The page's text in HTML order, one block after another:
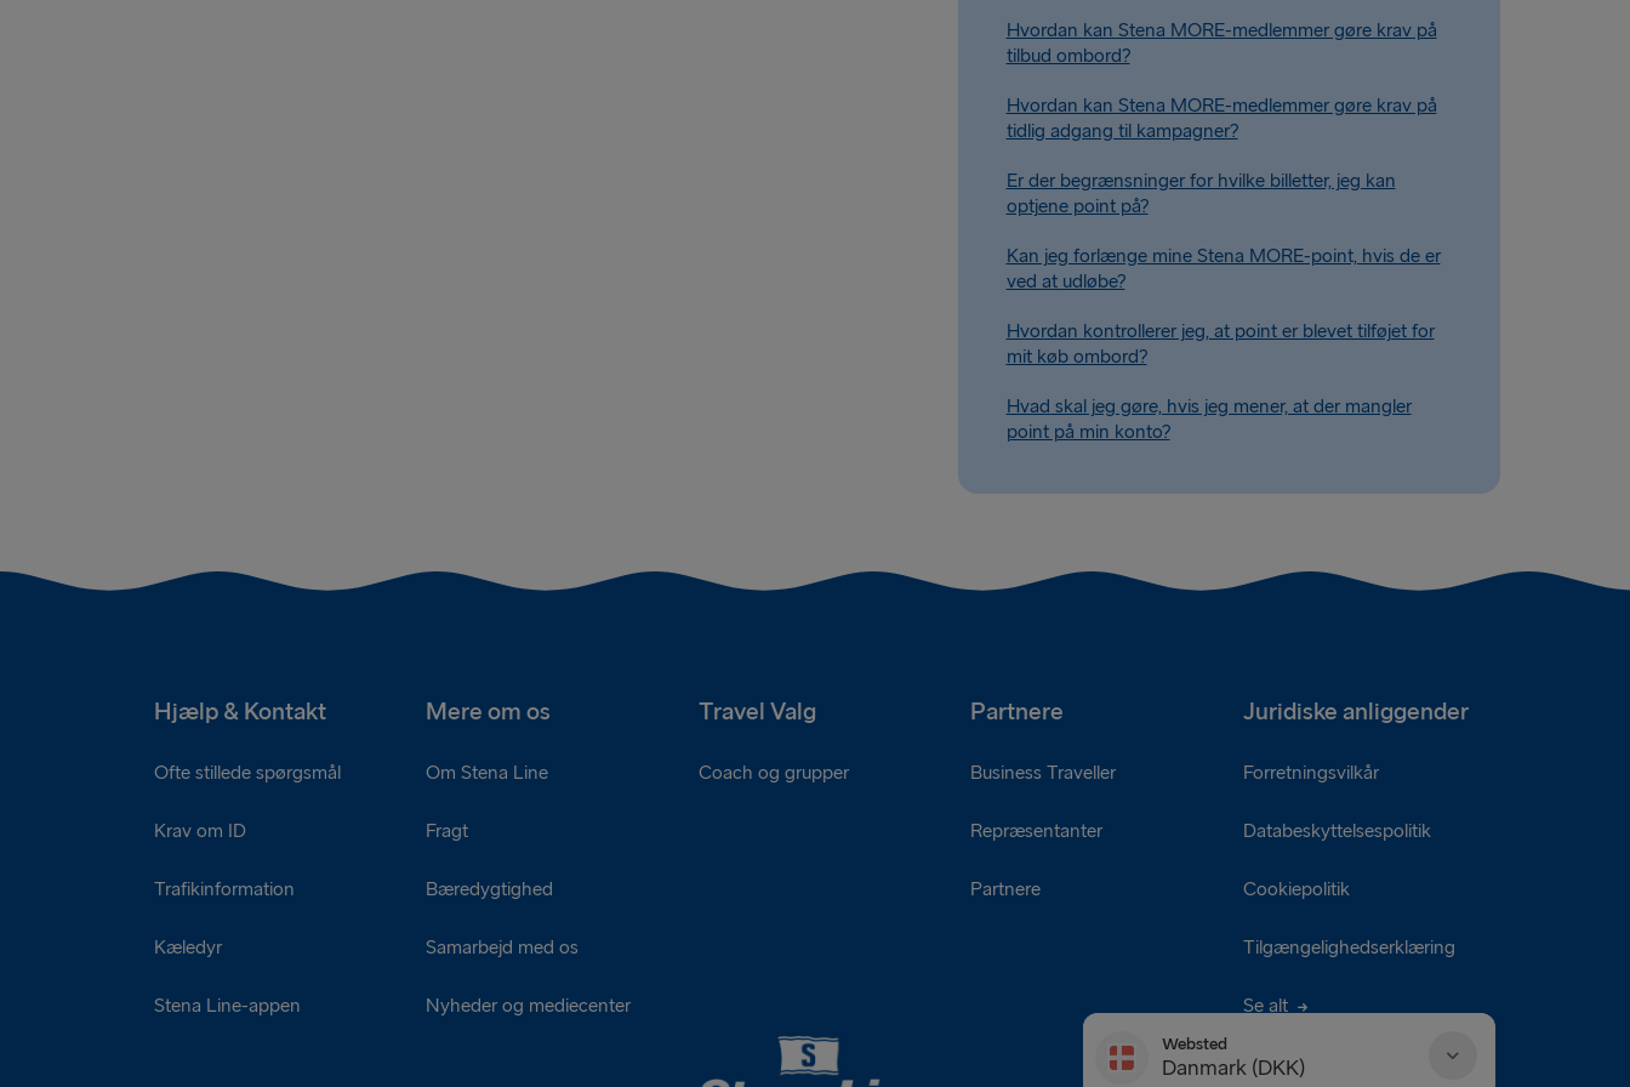
Hvordan kan Stena MORE-medlemmer gøre krav på
tilbud ombord?
Hvordan kan Stena MORE-medlemmer gøre krav på
tidlig adgang til kampagner?
Er der begrænsninger for hvilke billetter, jeg kan
optjene point på?
Kan jeg forlænge mine Stena MORE-point, hvis de er
ved at udløbe?
Hvordan kontrollerer jeg, at point er blevet tilføjet for
mit køb ombord?
Hvad skal jeg gøre, hvis jeg mener, at der mangler
point på min konto?
Hjælp & Kontakt Mere om os Travel Valg Partnere Juridiske anliggender
Ofte stillede spørgsmål
Krav om ID
Trafikinformation
Kæledyr
Stena Line-appen
Om Stena Line
Fragt
Bæredygtighed
Samarbejd med os
Nyheder og mediecenter
Coach og grupper Business Traveller
Repræsentanter
Partnere
Forretningsvilkår
Databeskyttelsespolitik
Cookiepolitik
Tilgængelighedserklæring
Se alt
Websted
Danmark (DKK)